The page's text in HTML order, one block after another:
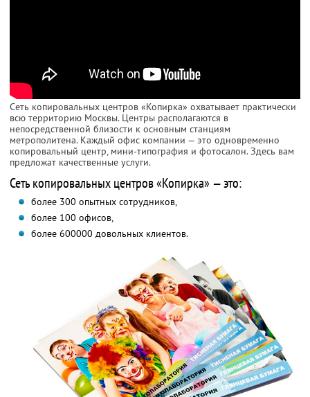
Сеть копировальных центров «Копирка» охватывает практически
всю территорию Москвы. Центры располагаются в
непосредственной близости к основным станциям
метрополитена. Каждый офис компании — это одновременно
копировальный центр, мини-типография и фотосалон. Здесь вам
предложат качественные услуги.
Сеть копировальных центров «Копирка» — это:
более 300 опытных сотрудников,
более 100 офисов,
более 600000 довольных клиентов.